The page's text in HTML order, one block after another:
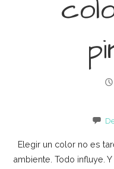
Elegir un color no es
ambiente. Todo influye. Y